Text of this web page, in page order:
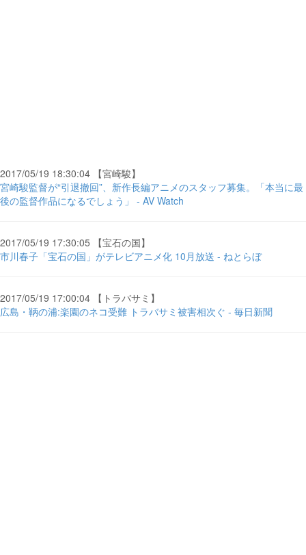
2017/05/19 18:30:04 【宮崎駿】
宮崎駿監督が“引退撤回”、新作長編アニメのスタッフ募集。「本当に最
後の監督作品になるでしょう」 - AV Watch
2017/05/19 17:30:05 【宝石の国】
市川春子「宝石の国」がテレビアニメ化 10月放送 - ねとらぼ
2017/05/19 17:00:04 【トラバサミ】
広島・鞆の浦:楽園のネコ受難 トラバサミ被害相次ぐ - 毎日新聞